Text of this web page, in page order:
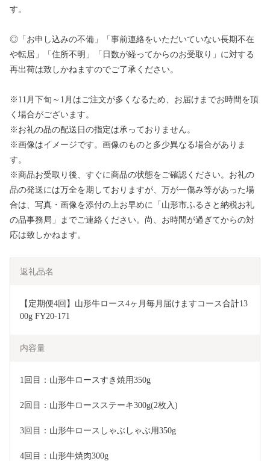
す。
◎「お申し込みの不備」「事前連絡をいただいていない長期不在
や転居」「住所不明」「日数が経ってからのお受取り」に対する
再出荷は致しかねますのでご了承ください。
※11月下旬～1月はご注文が多くなるため、お届けまでお時間を頂
く場合がございます。
※お礼の品の配送日の指定は承っておりません。
※画像はイメージです。画像のものと多少異なる場合がありま
す。
※商品お受取り後、すぐに商品の状態をご確認ください。お礼の
品の発送には万全を期しておりますが、万が一傷み等があった場
合は、写真・画像を添付の上お早めに「山形市ふるさと納税お礼
の品事務局」までご連絡ください。尚、お時間が過ぎてからの対
応は致しかねます。
返礼品名
【定期便4回】山形牛ロース4ヶ月毎月届けますコース合計13
00g FY20-171
内容量
1回目：山形牛ロースすき焼用350g
2回目：山形牛ロースステーキ300g(2枚入)
3回目：山形牛ロースしゃぶしゃぶ用350g
4回目：山形牛焼肉300g